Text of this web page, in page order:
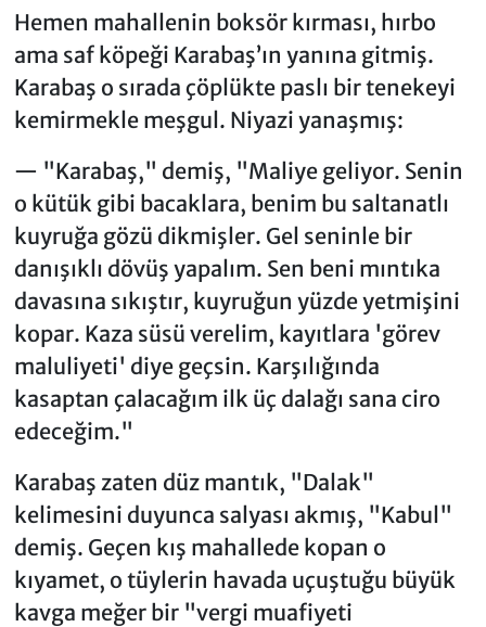
​Hemen mahallenin boksör kırması, hırbo
ama saf köpeği Karabaş’ın yanına gitmiş.
Karabaş o sırada çöplükte paslı bir tenekeyi
kemirmekle meşgul. Niyazi yanaşmış:
— "Karabaş," demiş, "Maliye geliyor. Senin
o kütük gibi bacaklara, benim bu saltanatlı
kuyruğa gözü dikmişler. Gel seninle bir
danışıklı dövüş yapalım. Sen beni mıntıka
davasına sıkıştır, kuyruğun yüzde yetmişini
kopar. Kaza süsü verelim, kayıtlara 'görev
maluliyeti' diye geçsin. Karşılığında
kasaptan çalacağım ilk üç dalağı sana ciro
edeceğim."
​Karabaş zaten düz mantık, "Dalak"
kelimesini duyunca salyası akmış, "Kabul"
demiş. Geçen kış mahallede kopan o
kıyamet, o tüylerin havada uçuştuğu büyük
kavga meğer bir "vergi muafiyeti